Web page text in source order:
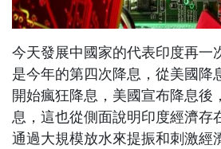
今天發展中國家的代表印度再一
是今年的第四次降息，從美國降
開始瘋狂降息，美國宣布降息後
息，這也從側面說明印度經濟存
通過大規模放水來提振和刺激經